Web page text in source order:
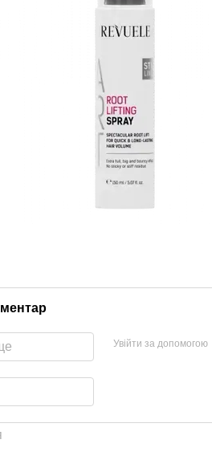
Увійти за допомогою